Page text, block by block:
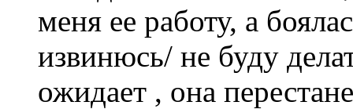
меня ее работу, а
извинюсь/ не буду
ожидает , она